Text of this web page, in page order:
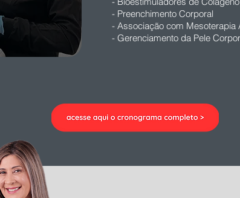
- Preenchimento Corporal
- Associação com Mesoterapia
- Gerenciamento da Pele